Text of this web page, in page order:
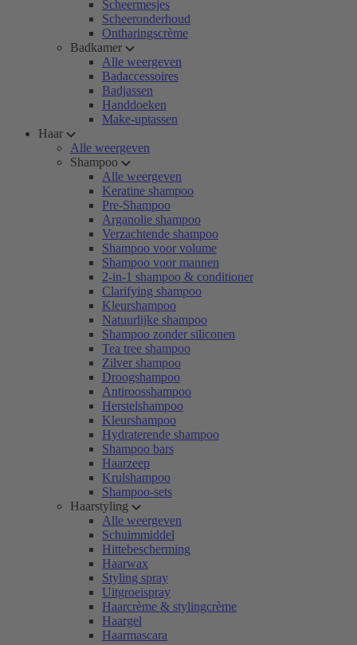
Scheermesjes
Scheeronderhoud
Ontharingscrème
Badkamer
Alle weergeven
Badaccessoires
Badjassen
Handdoeken
Make-uptassen
Haar
Alle weergeven
Shampoo
Alle weergeven
Keratine shampoo
Pre-Shampoo
Arganolie shampoo
Verzachtende shampoo
Shampoo voor volume
Shampoo voor mannen
2-in-1 shampoo & conditioner
Clarifying shampoo
Kleurshampoo
Natuurlijke shampoo
Shampoo zonder siliconen
Tea tree shampoo
Zilver shampoo
Droogshampoo
Antiroosshampoo
Herstelshampoo
Kleurshampoo
Hydraterende shampoo
Shampoo bars
Haarzeep
Krulshampoo
Shampoo-sets
Haarstyling
Alle weergeven
Schuimmiddel
Hittebescherming
Haarwax
Styling spray
Uitgroeispray
Haarcrème & stylingcrème
Haargel
Haarmascara